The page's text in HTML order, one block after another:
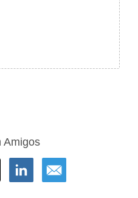
Amigos